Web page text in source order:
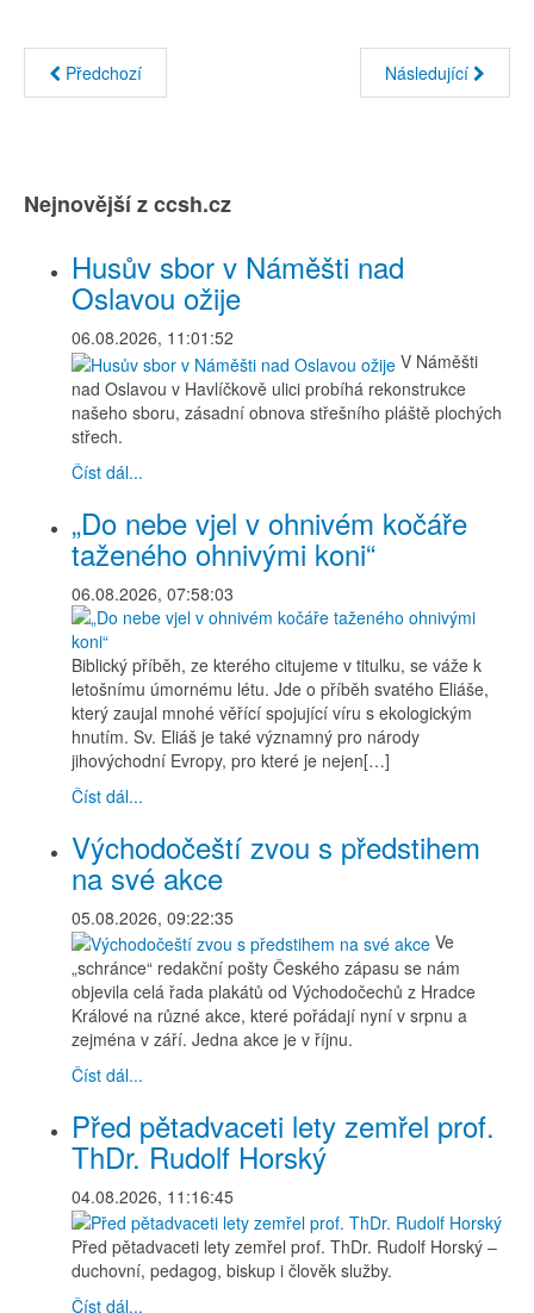
Předchozí Následující
Nejnovější z ccsh.cz
Husův sbor v Náměšti nad
Oslavou ožije
06.08.2026, 11:01:52
V Náměšti
nad Oslavou v Havlíčkově ulici probíhá rekonstrukce
našeho sboru, zásadní obnova střešního pláště plochých
střech.
Číst dál...
„Do nebe vjel v ohnivém kočáře
taženého ohnivými koni“
06.08.2026, 07:58:03
Biblický příběh, ze kterého citujeme v titulku, se váže k
letošnímu úmornému létu. Jde o příběh svatého Eliáše,
který zaujal mnohé věřící spojující víru s ekologickým
hnutím. Sv. Eliáš je také významný pro národy
jihovýchodní Evropy, pro které je nejen[…]
Číst dál...
Východočeští zvou s předstihem
na své akce
05.08.2026, 09:22:35
Ve
„schránce“ redakční pošty Českého zápasu se nám
objevila celá řada plakátů od Východočechů z Hradce
Králové na různé akce, které pořádají nyní v srpnu a
zejména v září. Jedna akce je v říjnu.
Číst dál...
Před pětadvaceti lety zemřel prof.
ThDr. Rudolf Horský
04.08.2026, 11:16:45
Před pětadvaceti lety zemřel prof. ThDr. Rudolf Horský –
duchovní, pedagog, biskup i člověk služby.
Číst dál...